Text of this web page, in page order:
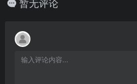
暂无评论